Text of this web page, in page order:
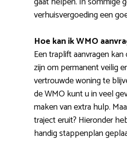
verhuisvergoeding een
Hoe kan ik WMO
Een traplift aanvragen
zijn om permanent veilig
vertrouwde woning te
de WMO kunt u in veel
maken van extra hulp.
traject eruit? Hieronder
handig stappenplan